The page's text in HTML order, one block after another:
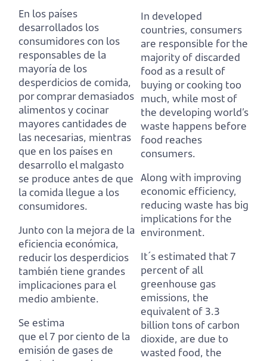
En los países
desarrollados los
consumidores con los
responsables de la
mayoría de los
desperdicios de comida,
por comprar demasiados
alimentos y cocinar
mayores cantidades de
las necesarias, mientras
que en los países en
desarrollo el malgasto
se produce antes de que
la comida llegue a los
consumidores.
Junto con la mejora de la
eficiencia económica,
reducir los desperdicios
también tiene grandes
implicaciones para el
medio ambiente.
Se estima
que el 7 por ciento de la
emisión de gases de
In developed
countries, consumers
are responsible for the
majority of discarded
food as a result of
buying or cooking too
much, while most of
the developing world’s
waste happens before
food reaches
consumers.
Along with improving
economic efficiency,
reducing waste has big
implications for the
environment.
It´s estimated that 7
percent of all
greenhouse gas
emissions, the
equivalent of 3.3
billion tons of carbon
dioxide, are due to
wasted food, the